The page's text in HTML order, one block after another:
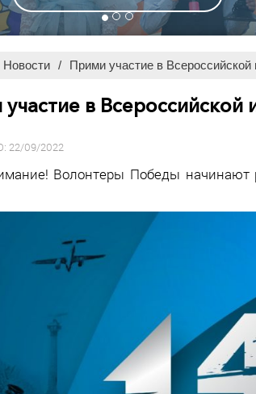
Новости / Прими участие в Всероссийской
в Всероссийской
22/09/2022
Волонтеры Победы начинают